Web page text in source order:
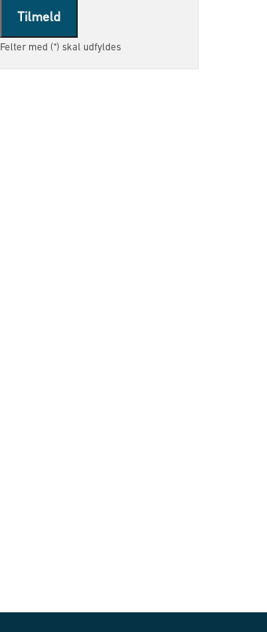
Tilmeld
Felter med (*) skal udfyldes